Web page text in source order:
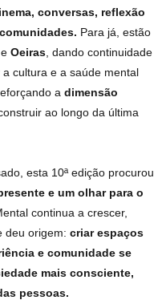
conversas, reflexão
Para já, estão
eOeiras, dando continuidade
cultura e a saúde mental
adimensão
ao longo da última
esta 10ª edição procurou
e um olhar para o
continua a crescer,
deu origem:criar espaços
e comunidade se
mais consciente,
pessoas.